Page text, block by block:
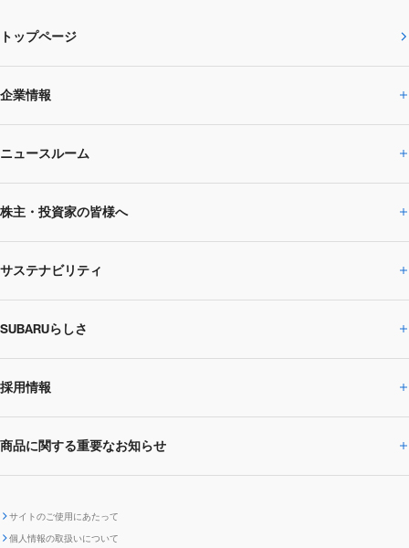
トップページ
企業情報
企業情報トップ
SUBARUのありたい姿
SUBARU 2025方針
事業所・関係会社
ニュースルーム
ニュースルームトップ
ニュースリリース
閉じる
株主・投資家の皆様へ
株主・投資家の皆様へトップ
企業・経営
IRライブラリー
株主・投資家サポート
IRカレンダー
サステナビリティ
サステナビリティトップ
CEOサステナビリティ
環境
ガバナンス
SUBARUらしさ
SUBARUらしさトップ
SUBARUびと
SUBARUデザイン
採用情報
採用情報トップ
商品に関する重要なお知らせ
サイトのご使用にあたって
個人情報の取扱いについて